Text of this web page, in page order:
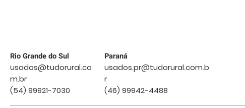
Rio Grande do Sul
usados@tudorural.co
m.br
(54) 99921-7030
Paraná
usados.pr@tudorural.com.b
r
(46) 99942-4488